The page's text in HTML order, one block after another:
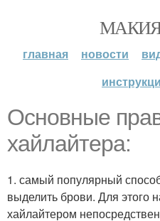
главная новости
Основные
хайлайтера:
1. самый популярный
выделить брови. Для этого
хайлайтером